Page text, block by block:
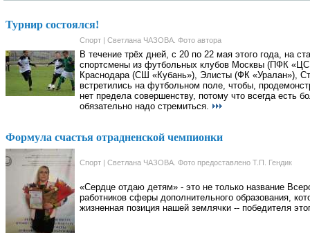
Турнир состоялся!
Спорт | Светлана ЧАЗОВА. Фото автора
В течение трёх дней, с 20 по 22 мая этого года, на
спортсмены из футбольных клубов Москвы (ПФК
Краснодара (СШ «Кубань»), Элисты (ФК «Уралан»),
встретились на футбольном поле, чтобы,
нет предела совершенству, потому что всегда есть
обязательно надо стремиться.
Формула счастья отрадненской чемпионки
Спорт | Светлана ЧАЗОВА. Фото предоставлено Т.П. Гендик
«Сердце отдаю детям» - это не только название
работников сферы дополнительного образования,
жизненная позиция нашей землячки -- победителя